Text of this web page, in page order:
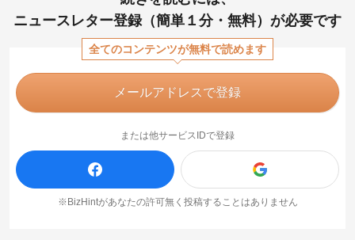
ニュースレター登録（簡単１分・無料）が必要です
全てのコンテンツが無料で読めます
メールアドレスで登録
または他サービスIDで登録
※BizHintがあなたの許可無く投稿することはありません